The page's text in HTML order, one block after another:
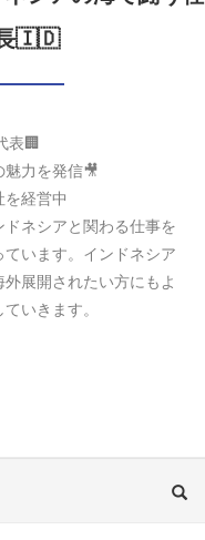
🇮🇩
表🏢
魅力を発信🎥
を経営中
ネシアと関わる仕事を
ています。インドネシア
展開されたい方にもよ
いきます。